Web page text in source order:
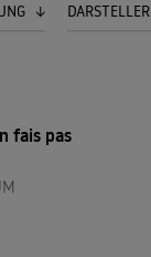
DARSTELLER
fais pas